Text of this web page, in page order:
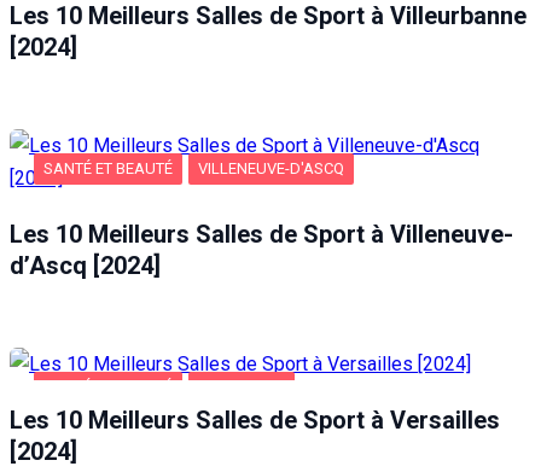
Les 10 Meilleurs Salles de Sport à Villeurbanne
[2024]
SANTÉ ET BEAUTÉ VILLENEUVE-D'ASCQ
Les 10 Meilleurs Salles de Sport à Villeneuve-
d’Ascq [2024]
Les 10 Meilleurs Salles de Sport à Versailles
[2024]